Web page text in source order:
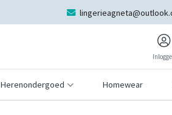
Herenondergoed Homewear